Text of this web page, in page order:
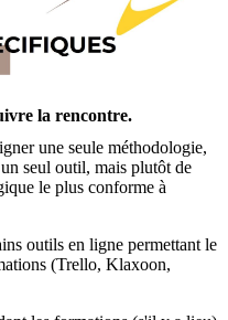
la rencontre.
une seule méthodologie,
seul outil, mais plutôt de
le plus conforme à
outils en ligne permettant le
(Trello, Klaxoon,